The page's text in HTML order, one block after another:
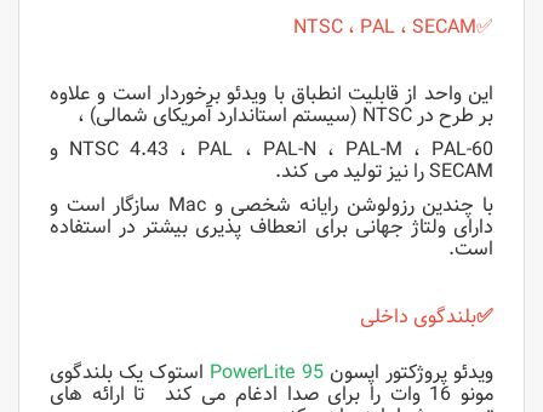
✅NTSC ، PAL ، SECAM
این واحد از قابلیت انطباق با ویدئو برخوردار است و علاوه
بر طرح در NTSC (سیستم استاندارد آمریکای شمالی) ،
NTSC 4.43 ، PAL ، PAL-N ، PAL-M ، PAL-60 و
SECAM را نیز تولید می کند.
با چندین رزولوشن رایانه شخصی و Mac سازگار است و
دارای ولتاژ جهانی برای انعطاف پذیری بیشتر در استفاده
است.
✅بلندگوی داخلی
ویدئو پروژکتور اپسونPowerLite 95 استوک یک بلندگوی
مونو 16 وات را برای صدا ادغام می کند تا ارائه های